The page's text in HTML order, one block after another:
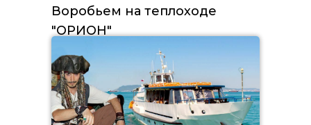
Воробьем на теплоходе
"ОРИОН"